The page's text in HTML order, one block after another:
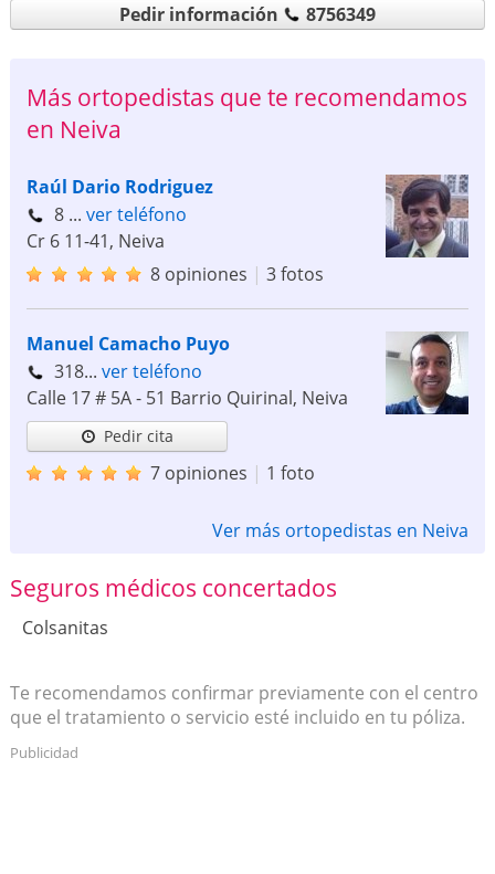
Pedir información 8756349
Más ortopedistas que te recomendamos
en Neiva
Raúl Dario Rodriguez
8 ... ver teléfono
Cr 6 11-41, Neiva
8 opiniones | 3 fotos
Manuel Camacho Puyo
318... ver teléfono
Calle 17 # 5A - 51 Barrio Quirinal, Neiva
Pedir cita
7 opiniones | 1 foto
Ver más ortopedistas en Neiva
Seguros médicos concertados
Colsanitas
Te recomendamos confirmar previamente con el centro
que el tratamiento o servicio esté incluido en tu póliza.
Publicidad